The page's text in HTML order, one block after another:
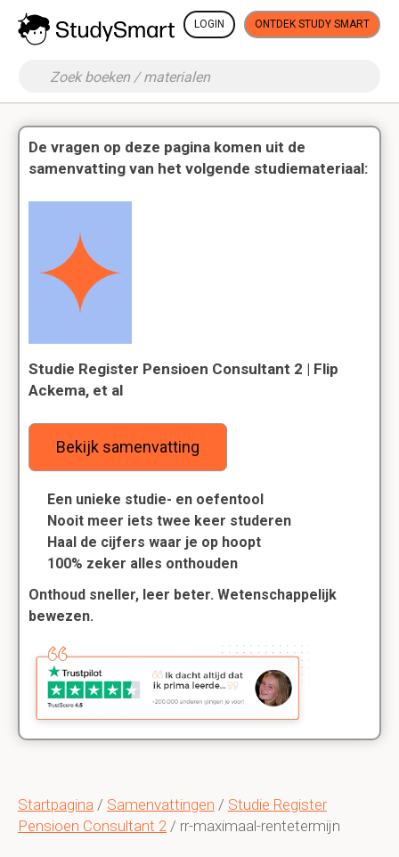
LOGIN ONTDEK STUDY SMART
Startpagina / Samenvattingen / Studie Register
Pensioen Consultant 2 / rr-maximaal-rentetermijn
De vragen op deze pagina komen uit de
samenvatting van het volgende studiemateriaal:
Studie Register Pensioen Consultant 2 | Flip
Ackema, et al
Bekijk samenvatting
Een unieke studie- en oefentool
Nooit meer iets twee keer studeren
Haal de cijfers waar je op hoopt
100% zeker alles onthouden
Onthoud sneller, leer beter. Wetenschappelijk
bewezen.